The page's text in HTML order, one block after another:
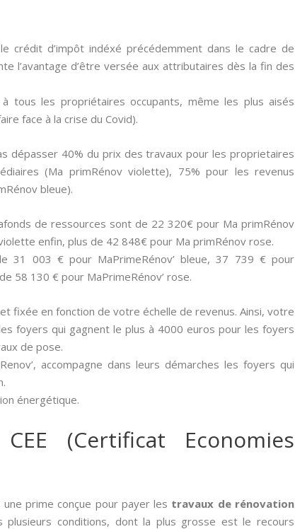
crédit d’impôt indéxé précédemment dans le cadre de
l’avantage d’être versée aux attributaires dès la fin des
tous les propriétaires occupants, même les plus aisés
face à la crise du Covid).
dépasser 40% du prix des travaux pour les proprietaires
(Ma primRénov violette), 75% pour les revenus
bleue).
de ressources sont de 22 320€ pour Ma primRénov
enfin, plus de 42 848€ pour Ma primRénov rose.
31 003 € pour MaPrimeRénov’ bleue, 37 739 € pour
58 130 € pour MaPrimeRénov’ rose.
fixée en fonction de votre échelle de revenus. Ainsi, votre
foyers qui gagnent le plus à 4000 euros pour les foyers
de pose.
accompagne dans leurs démarches les foyers qui
énergétique.
(Certificat Economies
prime conçue pour payer les travaux de rénovation
conditions, dont la plus grosse est le recours